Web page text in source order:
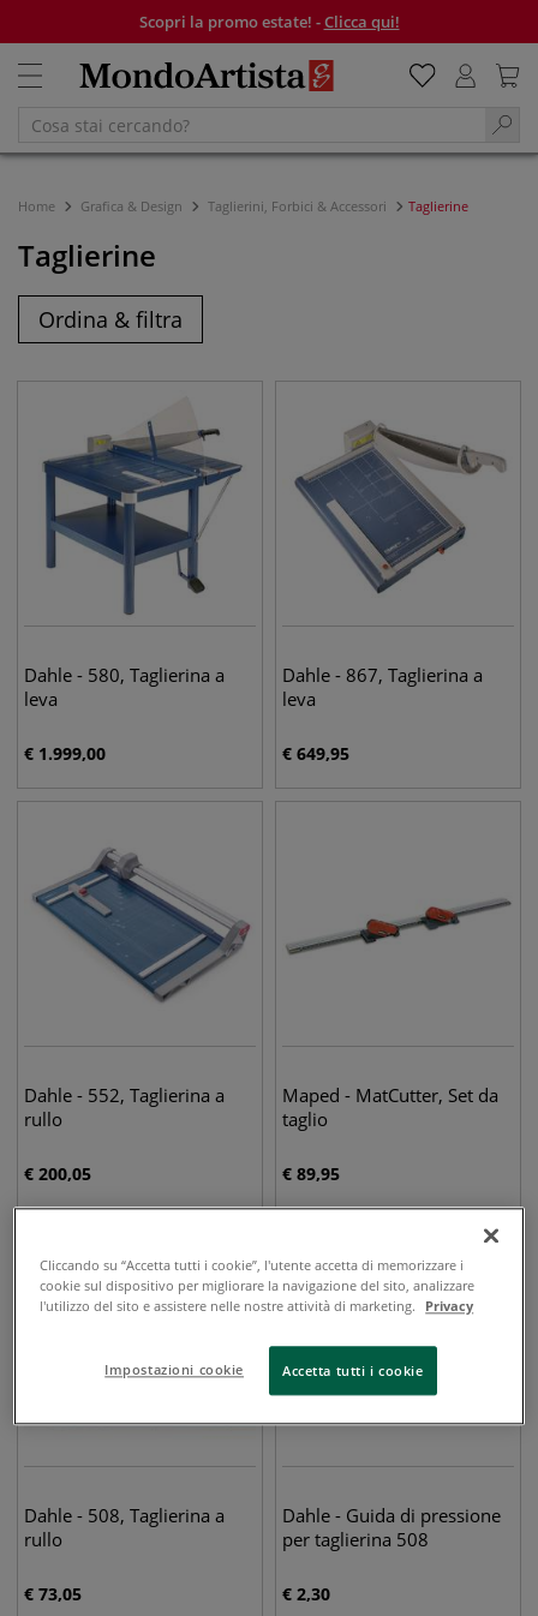
Scopri la promo estate! -Clicca qui!
Home Grafica & Design Taglierini, Forbici & Accessori Taglierine
Taglierine
Ordina & filtra
Dahle - 580, Taglierina a
leva
€ 1.999,00
Dahle - 867, Taglierina a
leva
€ 649,95
Dahle - 552, Taglierina a
rullo
€ 200,05
Maped - MatCutter, Set da
taglio
€ 89,95
Dahle - 508, Taglierina a
rullo
€ 73,05
Dahle - Guida di pressione
per taglierina 508
€ 2,30
Cliccando su “Accetta tutti i cookie”, l'utente accetta di memorizzare i
cookie sul dispositivo per migliorare la navigazione del sito, analizzare
l'utilizzo del sito e assistere nelle nostre attività di marketing.
Privacy
Impostazioni cookie Accetta tutti i cookie